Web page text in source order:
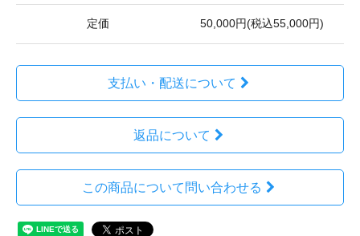
定価 50,000円(税込55,000円)
支払い・配送について
返品について
この商品について問い合わせる